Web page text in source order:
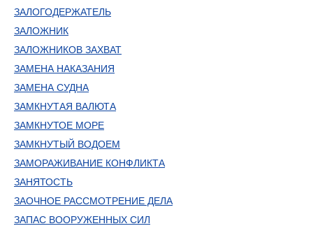
ЗАЛОГОДЕРЖАТЕЛЬ
ЗАЛОЖНИК
ЗАЛОЖНИКОВ ЗАХВАТ
ЗАМЕНА НАКАЗАНИЯ
ЗАМЕНА СУДНА
ЗАМКНУТАЯ ВАЛЮТА
ЗАМКНУТОЕ МОРЕ
ЗАМКНУТЫЙ ВОДОЕМ
ЗАМОРАЖИВАНИЕ КОНФЛИКТА
ЗАНЯТОСТЬ
ЗАОЧНОЕ РАССМОТРЕНИЕ ДЕЛА
ЗАПАС ВООРУЖЕННЫХ СИЛ